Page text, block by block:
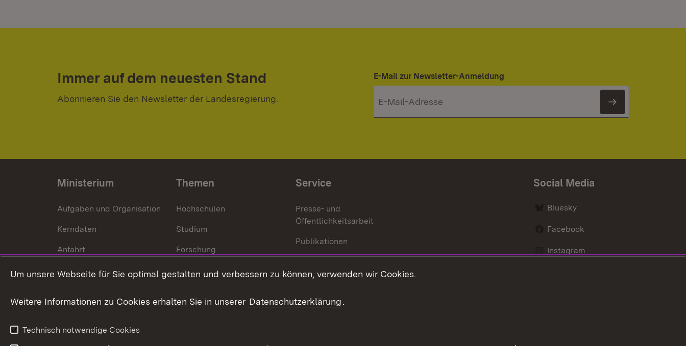
Immer auf dem neuesten Stand
Abonnieren Sie den Newsletter der Landesregierung.
E-Mail zur Newsletter-Anmeldung
Newsletter
Ministerium
Aufgaben und Organisation
Kerndaten
Anfahrt
Themen
Hochschulen
Studium
Forschung
Internationales
Service
Presse- und
Öffentlichkeitsarbeit
Publikationen
Mediathek
Ausschreibungen
Social Media
Bluesky
Facebook
Instagram
Um unsere Webseite für Sie optimal gestalten und verbessern zu können, verwenden wir Cookies.
Weitere Informationen zu Cookies erhalten Sie in unserer Datenschutzerklärung.
Technisch notwendige Cookies